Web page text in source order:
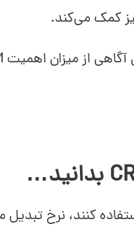
کمک می‌کند.
بدانید…